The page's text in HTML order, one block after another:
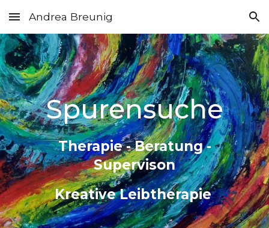
Skip to main content Skip to navigation
Andrea Breunig
Spurensuche
Therapie - Beratung -
Supervison
Kreative Leibtherapie